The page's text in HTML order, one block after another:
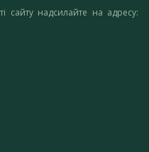
сайту надсилайте на адресу: